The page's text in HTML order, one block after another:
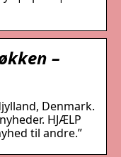
–
Denmark.
HJÆLP
til andre.”